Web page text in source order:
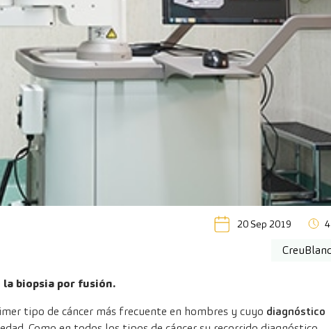
20 Sep 2019
la biopsia por fusión.
tipo de cáncer más frecuente en hombres y cuyo diagnóstico